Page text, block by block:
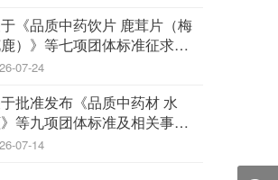
《品质中药饮片 鹿茸片（梅
）》等七项团体标准征求意见
07-24
批准发布《品质中药材 水
等九项团体标准及相关事宜的
07-14